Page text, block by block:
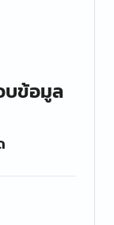
ข้อมูล